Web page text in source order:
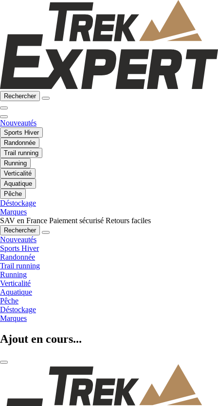
Rechercher
Nouveautés
Sports Hiver
Randonnée
Trail running
Running
Verticalité
Aquatique
Pêche
Déstockage
Marques
SAV en France Paiement sécurisé Retours faciles
Rechercher
Nouveautés
Sports Hiver
Randonnée
Trail running
Running
Verticalité
Aquatique
Pêche
Déstockage
Marques
Ajout en cours...